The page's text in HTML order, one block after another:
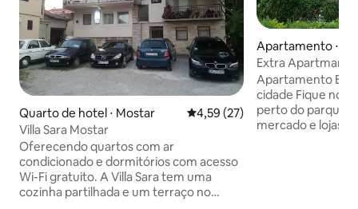
Quarto de hotel ⋅ Mostar 4,59 de uma avaliação média
4,59 (27)
Villa Sara Mostar
Oferecendo quartos com ar
condicionado e dormitórios com acesso
Wi-Fi gratuito. A Villa Sara tem uma
cozinha partilhada e um terraço no
Apartamento ⋅
Extra Apartman
Apartamento
cidade Fique no coração de Banja Luka,
perto do parque,
mercado e lojas.